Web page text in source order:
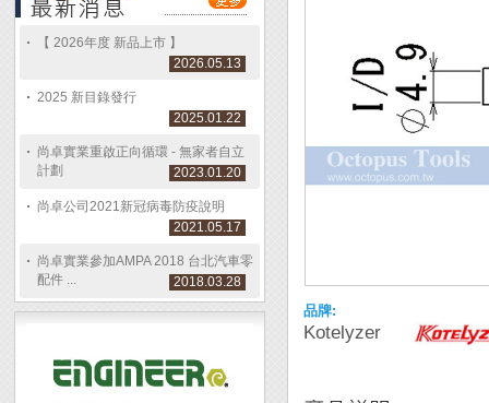
【 2026年度 新品上市 】
2026.05.13
2025 新目錄發行
2025.01.22
尚卓實業重啟正向循環 - 無家者自立
計劃
2023.01.20
尚卓公司2021新冠病毒防疫說明
2021.05.17
尚卓實業參加AMPA 2018 台北汽車零
配件 ...
2018.03.28
品牌:
Kotelyzer